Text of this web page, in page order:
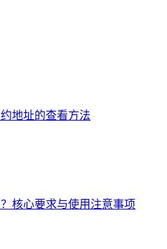
地址的查看方法
核心要求与使用注意事项